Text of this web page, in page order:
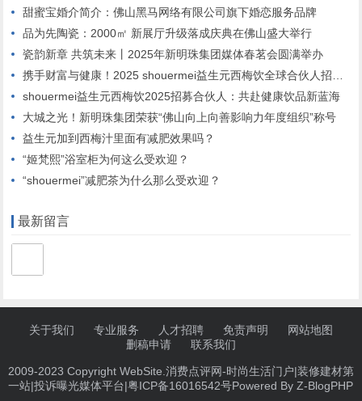
甜蜜宝婚介简介：佛山黑马网络有限公司旗下婚恋服务品牌
品为先陶瓷：2000㎡ 新展厅升级落成庆典在佛山盛大举行
瓷韵新章 共筑未来丨2025年新明珠集团媒体春茗会圆满举办
携手财富与健康！2025 shouermei益生元西梅饮全球合伙人招募启动”
shouermei益生元西梅饮2025招募合伙人：共赴健康饮品新蓝海
大城之光！新明珠集团荣获“佛山向上向善影响力年度组织”称号
益生元加到西梅汁里面有减肥效果吗？
“姬梵熙”浴室柜为何这么受欢迎？
“shouermei”减肥茶为什么那么受欢迎？
最新留言
关于我们 专业服务 人才招聘 免责声明
网站地图
删稿申请
联系我们
2009-2023 Copyright WebSite.消费点评网-时尚生活门户|装修建材第
一站|投诉曝光媒体平台|粤ICP备16016542号Powered ByZ-BlogPHP